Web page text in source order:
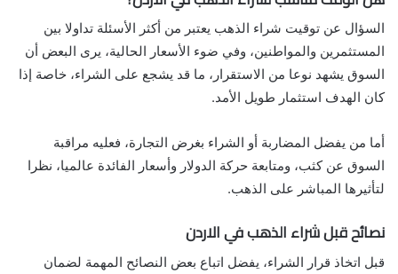
السؤال عن توقيت شراء الذهب يعتبر من أكثر الأسئلة تداولا بين
المستثمرين والمواطنين، وفي ضوء الأسعار الحالية، يرى البعض أن
السوق يشهد نوعا من الاستقرار، ما قد يشجع على الشراء، خاصة إذا
كان الهدف استثمار طويل الأمد.
أما من يفضل المضاربة أو الشراء بغرض التجارة، فعليه مراقبة
السوق عن كثب، ومتابعة حركة الدولار وأسعار الفائدة عالميا، نظرا
لتأثيرها المباشر على الذهب.
نصائح قبل شراء الذهب في الاردن
قبل اتخاذ قرار الشراء، يفضل اتباع بعض النصائح المهمة لضمان